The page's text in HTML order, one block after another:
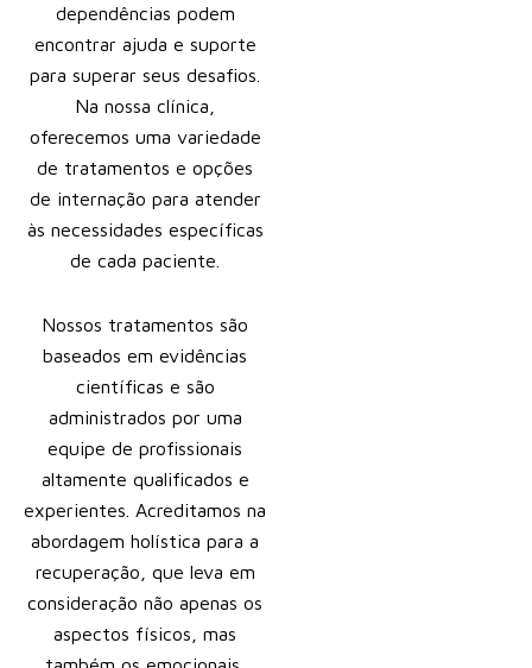
dependências podem
encontrar ajuda e suporte
para superar seus desafios.
Na nossa clínica,
oferecemos uma variedade
de tratamentos e opções
de internação para atender
às necessidades específicas
de cada paciente.
Nossos tratamentos são
baseados em evidências
científicas e são
administrados por uma
equipe de profissionais
altamente qualificados e
experientes. Acreditamos na
abordagem holística para a
recuperação, que leva em
consideração não apenas os
aspectos físicos, mas